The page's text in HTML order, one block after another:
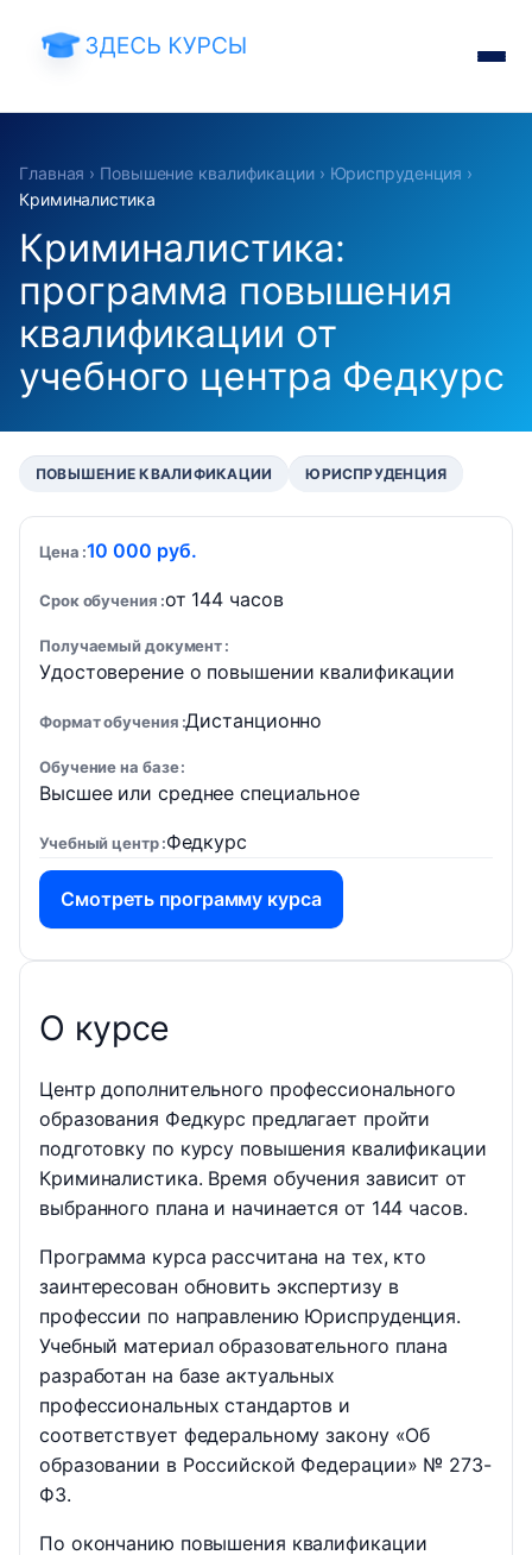
Главная › Повышение квалификации› Юриспруденция ›
Криминалистика
Криминалистика:
программа повышения
квалификации от
учебного центра Федкурс
ПОВЫШЕНИЕ КВАЛИФИКАЦИИ ЮРИСПРУДЕНЦИЯ
Цена 10 000 руб.
Срок обучения от 144 часов
Получаемый документ
Удостоверение о повышении квалификации
Формат обучения Дистанционно
Обучение на базе
Высшее или среднее специальное
Учебный центр Федкурс
Смотреть программу курса
О курсе
Центр дополнительного профессионального
образования Федкурс предлагает пройти
подготовку по курсу повышения квалификации
Криминалистика. Время обучения зависит от
выбранного плана и начинается от 144 часов.
Программа курса рассчитана на тех, кто
заинтересован обновить экспертизу в
профессии по направлению Юриспруденция.
Учебный материал образовательного плана
разработан на базе актуальных
профессиональных стандартов и
соответствует федеральному закону «Об
образовании в Российской Федерации» № 273-
ФЗ.
По окончанию повышения квалификации